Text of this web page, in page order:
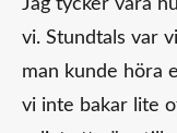
vi. Stundtals var
man kunde höra
vi inte bakar lite